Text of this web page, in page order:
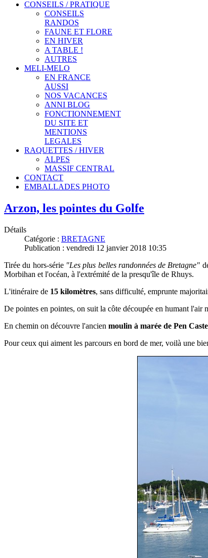
CONSEILS / PRATIQUE
CONSEILS
RANDOS
FAUNE ET FLORE
EN HIVER
A TABLE !
AUTRES
MELI-MELO
EN FRANCE
AUSSI
NOS VACANCES
ANNI BLOG
FONCTIONNEMENT
DU SITE ET
MENTIONS
LEGALES
RAQUETTES / HIVER
ALPES
MASSIF CENTRAL
CONTACT
EMBALLADES PHOTO
Arzon, les pointes du Golfe
Détails
Catégorie : BRETAGNE
Publication : vendredi 12 janvier 2018 10:35
Tirée du hors-série "Les plus belles randonnées de Bretagne"
Morbihan et l'océan, à l'extrémité de la presqu'île de Rhuys.
L'itinéraire de 15 kilomètres, sans difficulté, emprunte
De pointes en pointes, on suit la côte découpée en humant l'air
En chemin on découvre l'ancien moulin à marée de Pen
Pour ceux qui aiment les parcours en bord de mer, voilà une